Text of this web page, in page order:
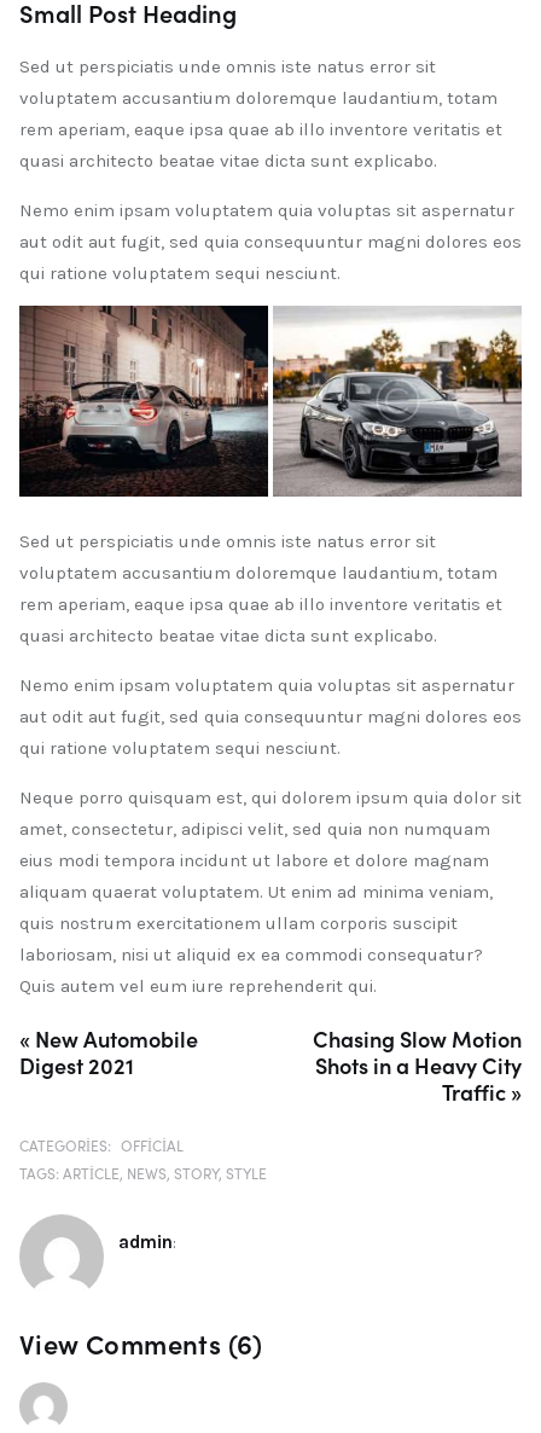
Small Post Heading
Sed ut perspiciatis unde omnis iste natus error sit
voluptatem accusantium doloremque laudantium, totam
rem aperiam, eaque ipsa quae ab illo inventore veritatis et
quasi architecto beatae vitae dicta sunt explicabo.
Nemo enim ipsam voluptatem quia voluptas sit aspernatur
aut odit aut fugit, sed quia consequuntur magni dolores eos
qui ratione voluptatem sequi nesciunt.
Sed ut perspiciatis unde omnis iste natus error sit
voluptatem accusantium doloremque laudantium, totam
rem aperiam, eaque ipsa quae ab illo inventore veritatis et
quasi architecto beatae vitae dicta sunt explicabo.
Nemo enim ipsam voluptatem quia voluptas sit aspernatur
aut odit aut fugit, sed quia consequuntur magni dolores eos
qui ratione voluptatem sequi nesciunt.
Neque porro quisquam est, qui dolorem ipsum quia dolor sit
amet, consectetur, adipisci velit, sed quia non numquam
eius modi tempora incidunt ut labore et dolore magnam
aliquam quaerat voluptatem. Ut enim ad minima veniam,
quis nostrum exercitationem ullam corporis suscipit
laboriosam, nisi ut aliquid ex ea commodi consequatur?
Quis autem vel eum iure reprehenderit qui.
Chasing Slow Motion
Shots in a Heavy City
Traffic »
« New Automobile
Digest 2021
CATEGORIES: OFFICIAL
TAGS: ARTICLE NEWS STORY STYLE
admin:
View Comments (6)